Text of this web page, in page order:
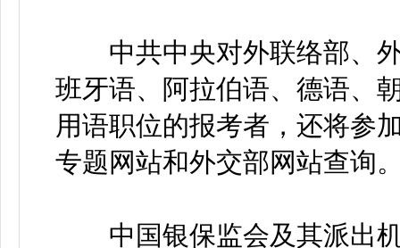
中共中央对外联络部、外
班牙语、阿拉伯语、德语、
用语职位的报考者，还将参
专题网站和外交部网站查询
中国银保监会及其派出机